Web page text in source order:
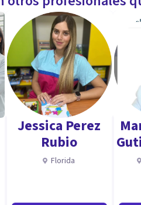
en cuidados
clínica para prevenir la
Jessica Perez
Rubio
Florida